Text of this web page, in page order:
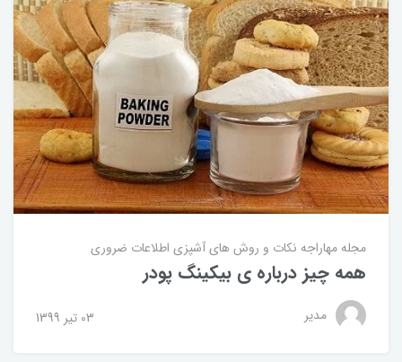
مجله مهاراجه نکات و روش های آشپزی اطلاعات ضروری
همه چیز درباره ی بیکینگ پودر
مدیر 03 تير 1399